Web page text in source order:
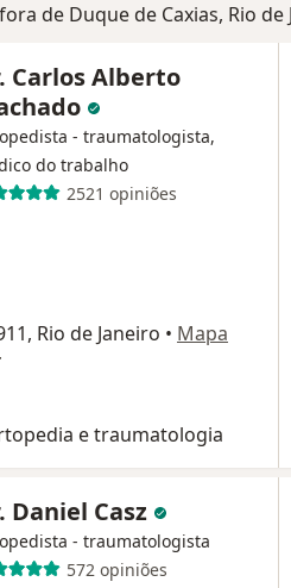
de Duque de Caxias, Rio
Carlos Alberto
- traumatologista,
do trabalho
2521 opiniões
Rio de Janeiro • Mapa
e traumatologia
Daniel Casz
- traumatologista
572 opiniões